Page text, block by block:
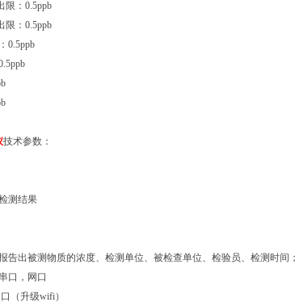
限：0.5ppb
：0.5ppb
技术参数：
测结果
告出被测物质的浓度、检测单位、被检查单位、检验员、检测时
口，网口
（升级wifi）